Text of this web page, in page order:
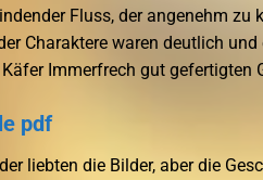
Fluss, der angenehm zu
Charaktere waren deutlich
Käfer Immerfrech gut gefertigten
pdf
liebten die Bilder, aber die